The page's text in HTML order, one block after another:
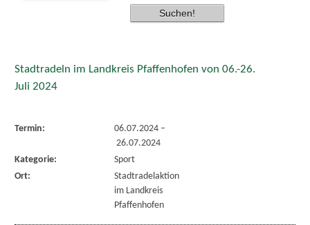
Stadtradeln im Landkreis Pfaffenhofen von 06.-26.
Juli 2024
Termin: 06.07.2024–
26.07.2024
Kategorie:
Sport
Ort:
Stadtradelaktion
im Landkreis
Pfaffenhofen